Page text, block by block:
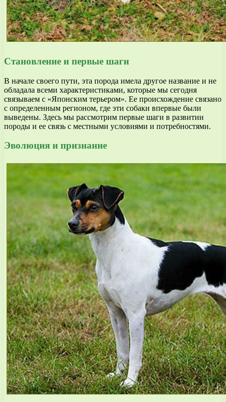
Становление и первые шаги
В начале своего пути, эта порода имела другое название и не
обладала всеми характеристиками, которые мы сегодня
связываем с «Японским терьером». Ее происхождение связано
с определенным регионом, где эти собаки впервые были
выведены. Здесь мы рассмотрим первые шаги в развитии
породы и ее связь с местными условиями и потребностями.
Эволюция и признание